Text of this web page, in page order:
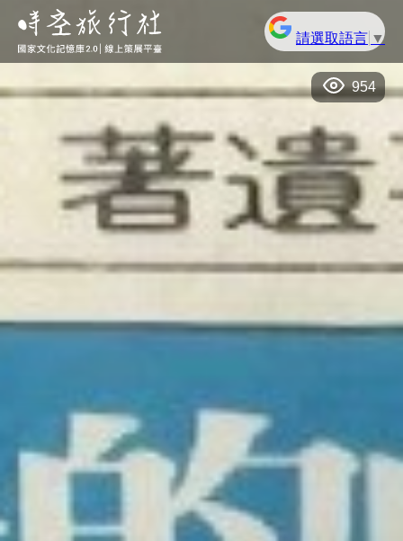
請選取語言 ▼
954